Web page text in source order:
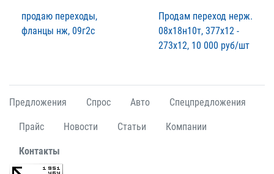
продаю переходы,
фланцы нж, 09г2с
Продам переход нерж.
08х18н10т, 377х12 -
273х12, 10 000 руб/шт
Предложения Спрос Авто Спецпредложения
Прайс Новости Статьи Компании
Контакты